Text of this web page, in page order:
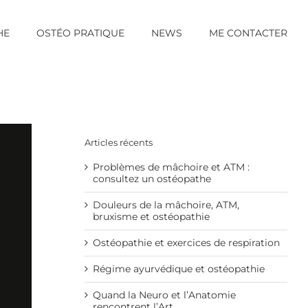
OSTÉO PRATIQUE NEWS ME CONTACTER
Articles récents
Problèmes de mâchoire et ATM :
consultez un ostéopathe
Douleurs de la mâchoire, ATM,
bruxisme et ostéopathie
Ostéopathie et exercices de respiration
Régime ayurvédique et ostéopathie
Quand la Neuro et l’Anatomie